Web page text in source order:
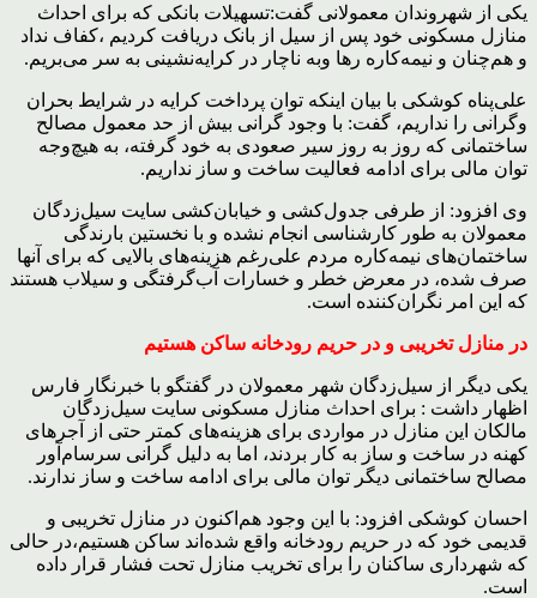
یکی از شهروندان معمولانی گفت:تسهیلات بانکی که برای احداث
منازل مسکونی خود پس از سیل از بانک دریافت کردیم ،کفاف نداد
و هم‌چنان و نیمه‌کاره رها وبه ناچار در کرایه‌نشینی به سر می‌بریم.
علی‌پناه کوشکی با بیان اینکه توان پرداخت کرایه در شرایط بحران
وگرانی را نداریم، گفت: با وجود گرانی بیش از حد معمول مصالح
ساختمانی که روز به روز سیر صعودی به خود گرفته، به هیچ‌وجه
توان مالی برای ادامه فعالیت ساخت و ساز نداریم.
وی افزود: از طرفی جدول‌کشی و خیابان‌کشی سایت سیل‌زدگان
معمولان به طور کارشناسی انجام نشده و با نخستین بارندگی
ساختمان‌های نیمه‌کاره مردم علی‌رغم هزینه‌های بالایی که برای آنها
صرف شده، در معرض خطر و خسارات آب‌گرفتگی و سیلاب هستند
که این امر نگران‌کننده است.
در منازل تخریبی و در حریم رودخانه ساکن هستیم
یکی دیگر از سیل‌زدگان شهر معمولان در گفتگو با خبرنگار فارس
اظهار داشت : برای احداث منازل مسکونی سایت سیل‌زدگان
مالکان این منازل در مواردی برای هزینه‌های کمتر حتی از آجرهای
کهنه در ساخت و ساز به کار بردند، اما به دلیل گرانی سرسام‌آور
مصالح ساختمانی دیگر توان مالی برای ادامه ساخت و ساز ندارند.
احسان کوشکی افزود: با این وجود هم‌اکنون در منازل تخریبی و
قدیمی خود که در حریم رودخانه واقع شده‌اند ساکن هستیم،در حالی
که شهرداری ساکنان را برای تخریب منازل تحت فشار قرار داده
است.